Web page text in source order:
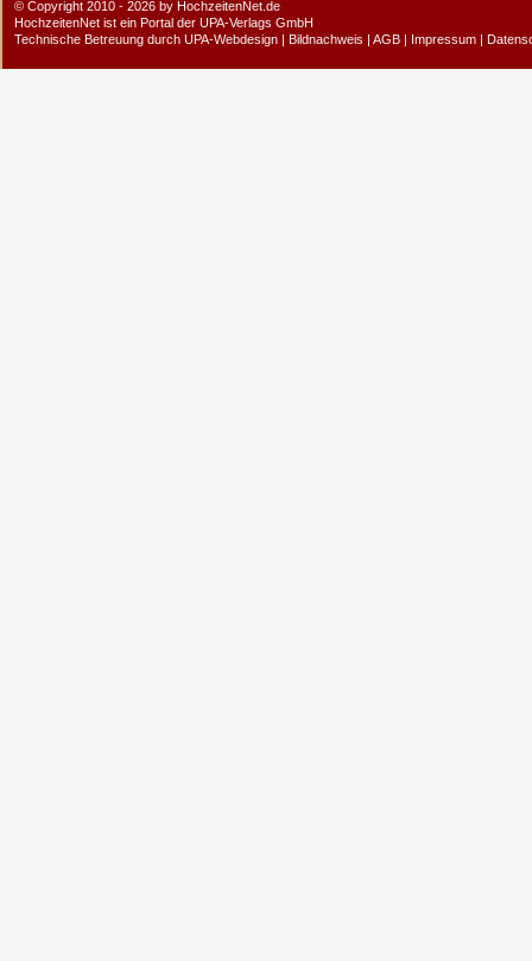
© Copyright 2010 - 2026 by HochzeitenNet.de
HochzeitenNet ist ein Portal der UPA-Verlags GmbH
Technische Betreuung durch UPA-Webdesign | Bildnachweis | AGB | Impressum |